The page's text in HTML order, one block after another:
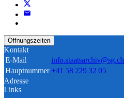
Öffnungszeiten
Kontakt
E-Mail
info.staatsarchiv@sg.ch
Hauptnummer +41 58 229 32 05
Adresse
Links